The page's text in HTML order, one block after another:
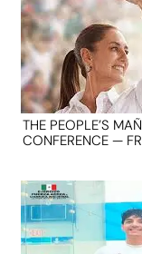
THE PEOPLE’S
CONFERENCE —